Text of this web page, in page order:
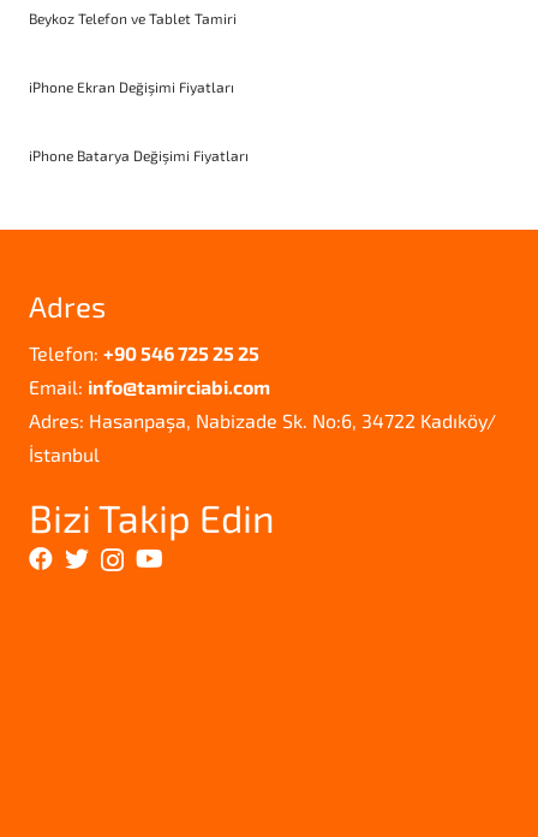
Beykoz Telefon ve Tablet Tamiri
iPhone Ekran Değişimi Fiyatları
iPhone Batarya Değişimi Fiyatları
Adres
Telefon: +90 546 725 25 25
Email: info@tamirciabi.com
Adres: Hasanpaşa, Nabizade Sk. No:6, 34722 Kadıköy/
İstanbul
Bizi Takip Edin